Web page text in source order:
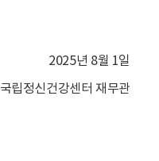
2025년 8월 1일
국립정신건강센터 재무관